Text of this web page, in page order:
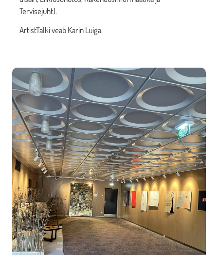
Tervisejuht).
ArtistTalki veab Karin Luiga.